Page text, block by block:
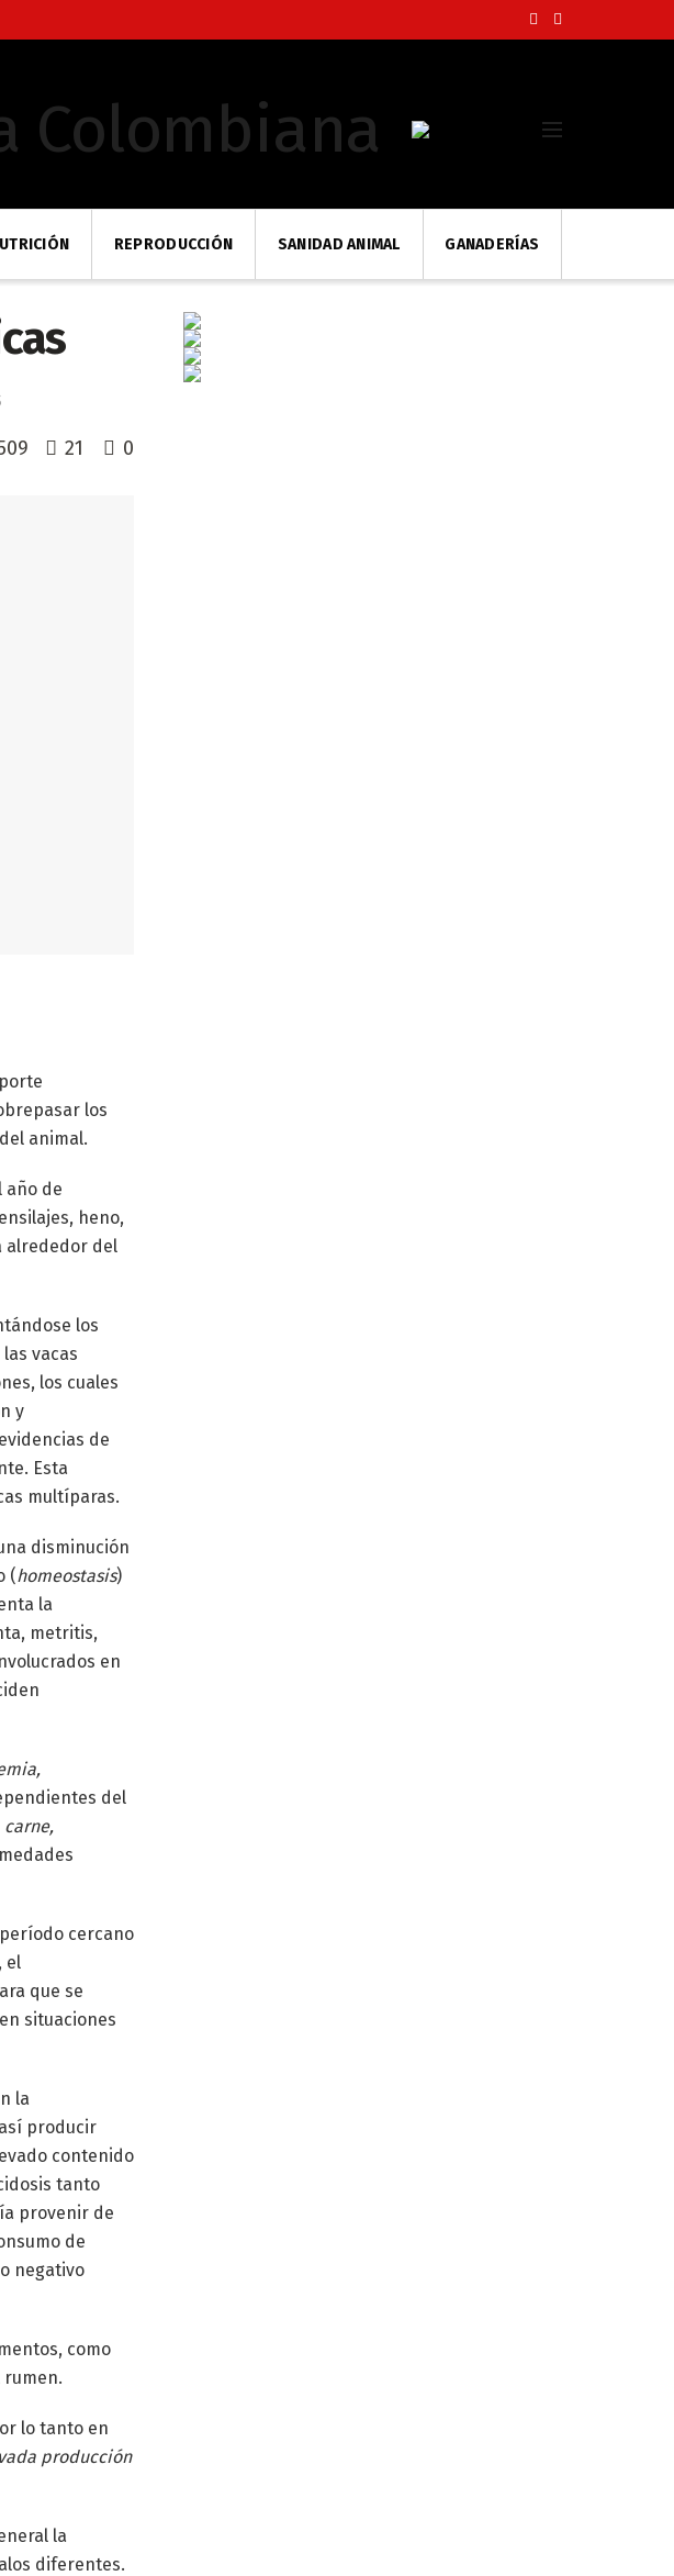
REPRODUCCIÓN SANIDAD ANIMAL GANADERÍAS
21 0
los
animal.
año de
heno,
alrededor del
los
vacas
los cuales
y
de
Esta
multíparas.
disminución
(homeostasis)
la
metritis,
en
del
carne,
cercano
el
que se
situaciones
la
producir
contenido
tanto
provenir de
de
negativo
como
rumen.
lo tanto en
producción
la
diferentes.